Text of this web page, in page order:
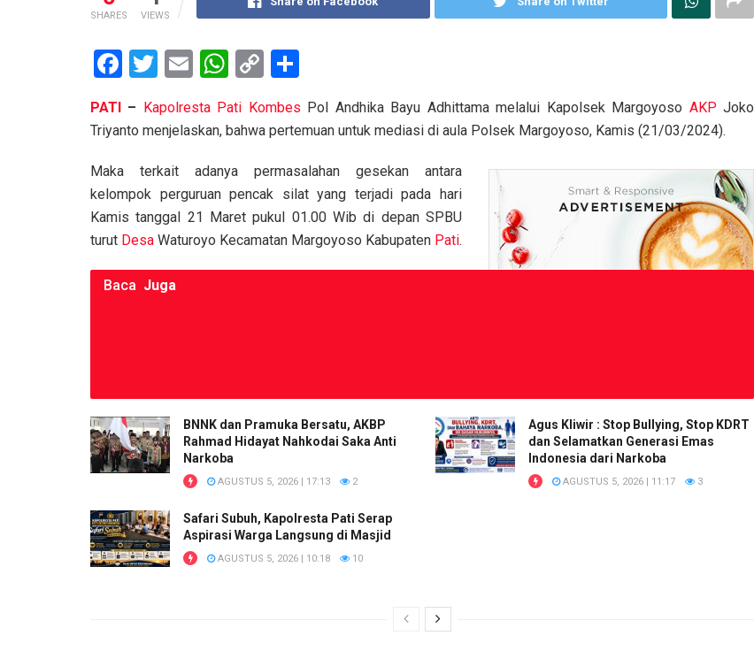
SHARES VIEWS
F
ce
o
o
k
T
tt
er
E
ail
W
at
A
p
p
C
py
Li
n
k
ar
PATI – Kapolresta Pati Kombes Pol Andhika Bayu Adhittama melalui Kapolsek Margoyoso AKP Joko
Triyanto menjelaskan, bahwa pertemuan untuk mediasi di aula Polsek Margoyoso, Kamis (21/03/2024).
Maka terkait adanya permasalahan gesekan antara
kelompok perguruan pencak silat yang terjadi pada hari
Kamis tanggal 21 Maret pukul 01.00 Wib di depan SPBU
turut Desa Waturoyo Kecamatan Margoyoso Kabupaten Pati.
Baca Juga
BNNK dan Pramuka Bersatu, AKBP
Rahmad Hidayat Nahkodai Saka Anti
Narkoba
AGUSTUS 5, 2026 | 17:13 2
Agus Kliwir : Stop Bullying, Stop KDRT
dan Selamatkan Generasi Emas
Indonesia dari Narkoba
AGUSTUS 5, 2026 | 11:17 3
Safari Subuh, Kapolresta Pati Serap
Aspirasi Warga Langsung di Masjid
AGUSTUS 5, 2026 | 10:18 10